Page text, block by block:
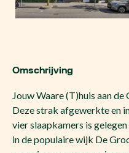
Omschrijving
Jouw Waare (T)huis aan
Deze strak afgewerkte en
vier slaapkamers is
in de populaire wijk De